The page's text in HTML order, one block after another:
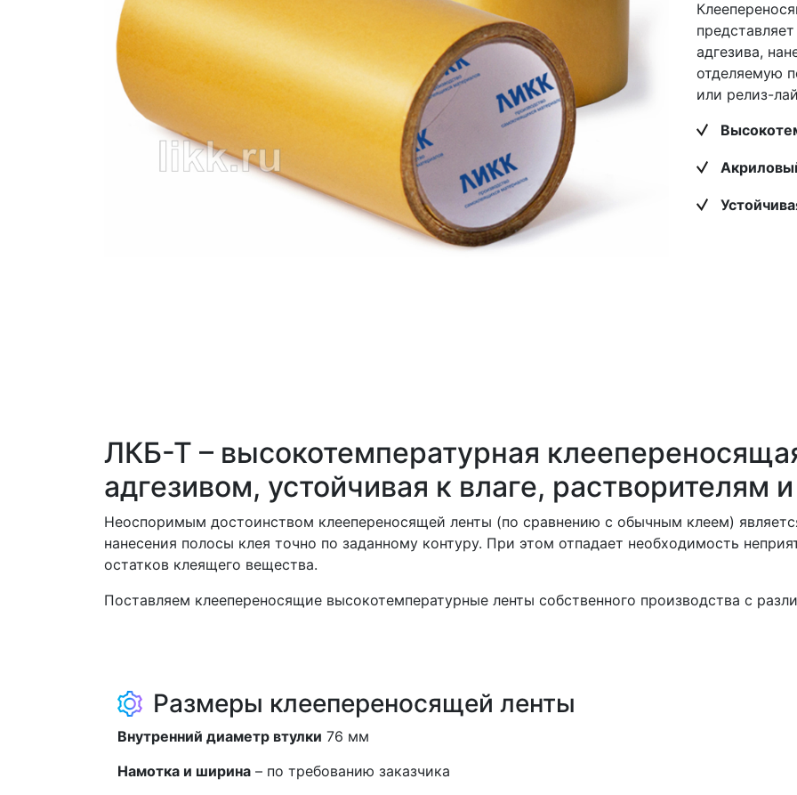
адгезива,
отделяемую
или релиз-
ЛКБ-Т – высокотемпературная
адгезивом, устойчивая к влаге, растворителям
Неоспоримым достоинством клеепереносящей ленты (по сравнению с обычным клеем)
нанесения полосы клея точно по заданному контуру. При этом отпадает необходимость
остатков клеящего вещества.
Поставляем клеепереносящие высокотемпературные ленты собственного производства с
Размеры клеепереносящей ленты
Внутренний диаметр втулки 76 мм
Намотка и ширина – по требованию заказчика